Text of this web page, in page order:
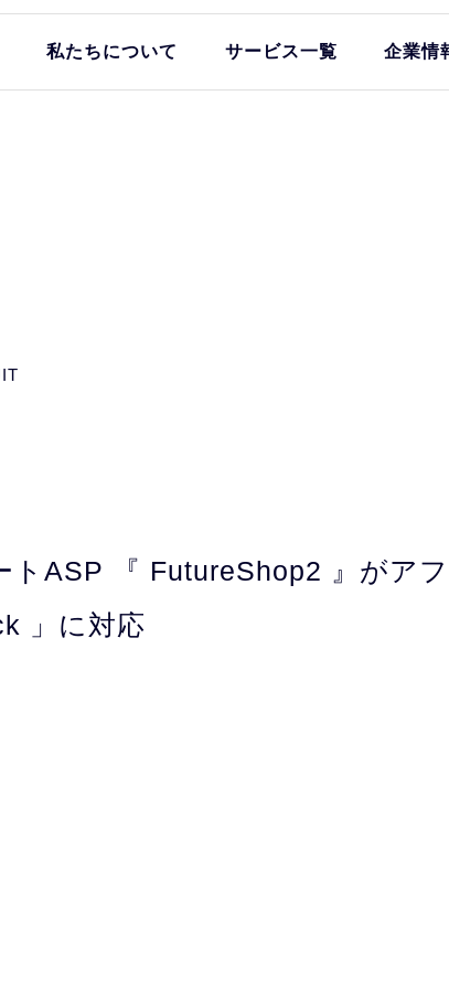
私たちについて サービス一覧 企業情
トASP 『 FutureShop2 』がア
」に対応